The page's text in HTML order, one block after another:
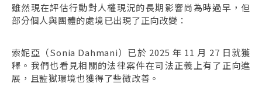
雖然現在評估行動對人權現況的長期影響尚為時過早，但
部分個人與團體的處境已出現了正向改變：
索妮亞（Sonia Dahmani）已於 2025 年 11 月 27 日就獲
釋。我們也看見相關的法律案件在司法正義上有了正向進
展，且監獄環境也獲得了些微改善。